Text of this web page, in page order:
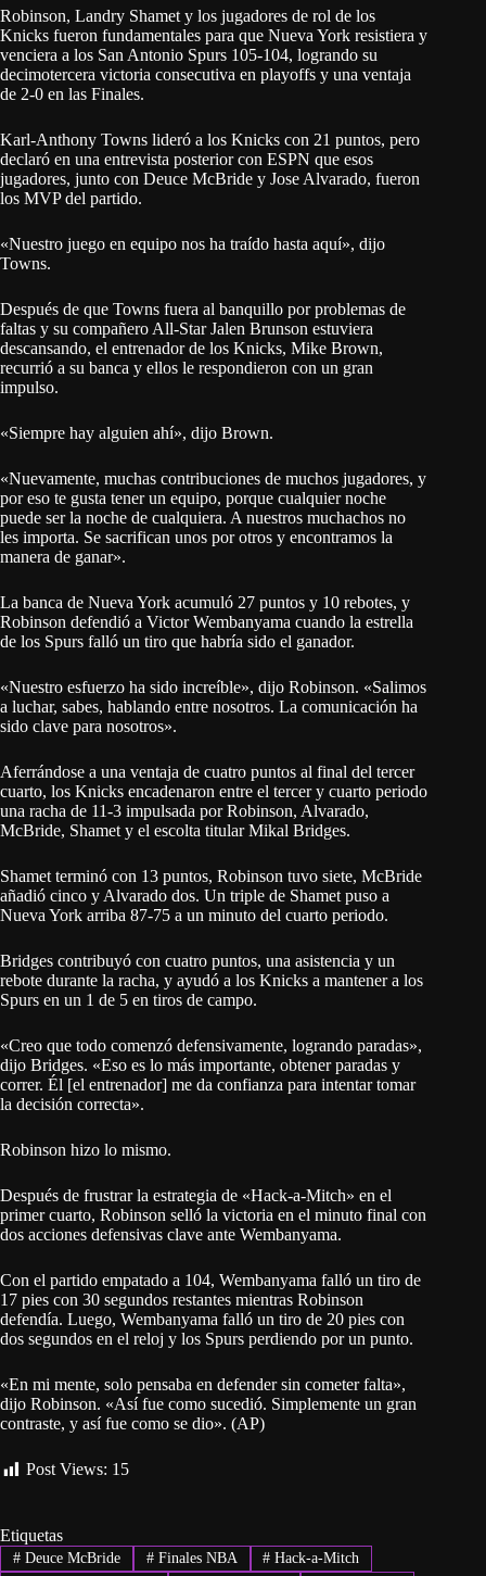
Robinson, Landry Shamet y los jugadores de rol de los
Knicks fueron fundamentales para que Nueva York resistiera y
venciera a los San Antonio Spurs 105-104, logrando su
decimotercera victoria consecutiva en playoffs y una ventaja
de 2-0 en las Finales.
Karl-Anthony Towns lideró a los Knicks con 21 puntos, pero
declaró en una entrevista posterior con ESPN que esos
jugadores, junto con Deuce McBride y Jose Alvarado, fueron
los MVP del partido.
«Nuestro juego en equipo nos ha traído hasta aquí», dijo
Towns.
Después de que Towns fuera al banquillo por problemas de
faltas y su compañero All-Star Jalen Brunson estuviera
descansando, el entrenador de los Knicks, Mike Brown,
recurrió a su banca y ellos le respondieron con un gran
impulso.
«Siempre hay alguien ahí», dijo Brown.
«Nuevamente, muchas contribuciones de muchos jugadores, y
por eso te gusta tener un equipo, porque cualquier noche
puede ser la noche de cualquiera. A nuestros muchachos no
les importa. Se sacrifican unos por otros y encontramos la
manera de ganar».
La banca de Nueva York acumuló 27 puntos y 10 rebotes, y
Robinson defendió a Victor Wembanyama cuando la estrella
de los Spurs falló un tiro que habría sido el ganador.
«Nuestro esfuerzo ha sido increíble», dijo Robinson. «Salimos
a luchar, sabes, hablando entre nosotros. La comunicación ha
sido clave para nosotros».
Aferrándose a una ventaja de cuatro puntos al final del tercer
cuarto, los Knicks encadenaron entre el tercer y cuarto periodo
una racha de 11-3 impulsada por Robinson, Alvarado,
McBride, Shamet y el escolta titular Mikal Bridges.
Shamet terminó con 13 puntos, Robinson tuvo siete, McBride
añadió cinco y Alvarado dos. Un triple de Shamet puso a
Nueva York arriba 87-75 a un minuto del cuarto periodo.
Bridges contribuyó con cuatro puntos, una asistencia y un
rebote durante la racha, y ayudó a los Knicks a mantener a los
Spurs en un 1 de 5 en tiros de campo.
«Creo que todo comenzó defensivamente, logrando paradas»,
dijo Bridges. «Eso es lo más importante, obtener paradas y
correr. Él [el entrenador] me da confianza para intentar tomar
la decisión correcta».
Robinson hizo lo mismo.
Después de frustrar la estrategia de «Hack-a-Mitch» en el
primer cuarto, Robinson selló la victoria en el minuto final con
dos acciones defensivas clave ante Wembanyama.
Con el partido empatado a 104, Wembanyama falló un tiro de
17 pies con 30 segundos restantes mientras Robinson
defendía. Luego, Wembanyama falló un tiro de 20 pies con
dos segundos en el reloj y los Spurs perdiendo por un punto.
«En mi mente, solo pensaba en defender sin cometer falta»,
dijo Robinson. «Así fue como sucedió. Simplemente un gran
contraste, y así fue como se dio». (AP)
Post Views: 15
Etiquetas
#Deuce McBride #Finales NBA # Hack-a-Mitch